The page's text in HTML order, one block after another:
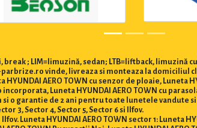
break ; LIM=limuzină, sedan; LTB=liftback, limuzină
vinde, livreaza si monteaza la domiciliul
AERO TOWN cu senzor de ploaie, Luneta
incorporata, Luneta HYUNDAI AERO TOWN cu
o garantie de 2 ani pentru toate lunetele vandute
3, Sector 4, Sector 5, Sector 6 si Ilfov.
Luneta HYUNDAI AERO TOWN sector 1: Luneta